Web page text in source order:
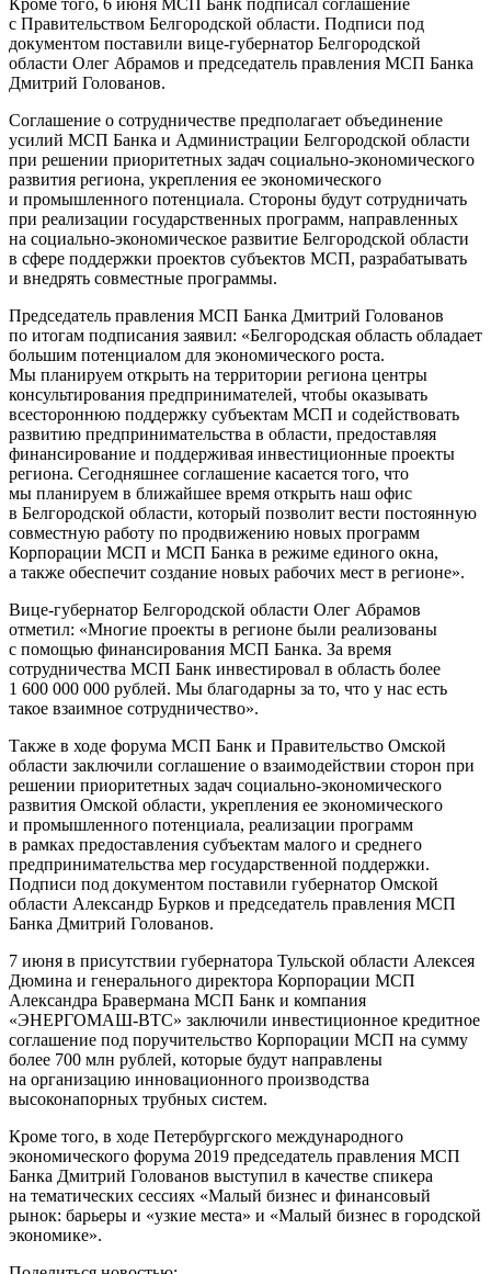
Кроме того, 6 июня МСП Банк подписал соглашение
с Правительством Белгородской области. Подписи под
документом поставили вице-губернатор Белгородской
области Олег Абрамов и председатель правления МСП Банка
Дмитрий Голованов.
Соглашение о сотрудничестве предполагает объединение
усилий МСП Банка и Администрации Белгородской области
при решении приоритетных задач социально-экономического
развития региона, укрепления ее экономического
и промышленного потенциала. Стороны будут сотрудничать
при реализации государственных программ, направленных
на социально-экономическое развитие Белгородской области
в сфере поддержки проектов субъектов МСП, разрабатывать
и внедрять совместные программы.
Председатель правления МСП Банка Дмитрий Голованов
по итогам подписания заявил: «Белгородская область обладает
большим потенциалом для экономического роста.
Мы планируем открыть на территории региона центры
консультирования предпринимателей, чтобы оказывать
всестороннюю поддержку субъектам МСП и содействовать
развитию предпринимательства в области, предоставляя
финансирование и поддерживая инвестиционные проекты
региона. Сегодняшнее соглашение касается того, что
мы планируем в ближайшее время открыть наш офис
в Белгородской области, который позволит вести постоянную
совместную работу по продвижению новых программ
Корпорации МСП и МСП Банка в режиме единого окна,
а также обеспечит создание новых рабочих мест в регионе».
Вице-губернатор Белгородской области Олег Абрамов
отметил: «Многие проекты в регионе были реализованы
с помощью финансирования МСП Банка. За время
сотрудничества МСП Банк инвестировал в область более
1 600 000 000 рублей. Мы благодарны за то, что у нас есть
такое взаимное сотрудничество».
Также в ходе форума МСП Банк и Правительство Омской
области заключили соглашение о взаимодействии сторон при
решении приоритетных задач социально-экономического
развития Омской области, укрепления ее экономического
и промышленного потенциала, реализации программ
в рамках предоставления субъектам малого и среднего
предпринимательства мер государственной поддержки.
Подписи под документом поставили губернатор Омской
области Александр Бурков и председатель правления МСП
Банка Дмитрий Голованов.
7 июня в присутствии губернатора Тульской области Алексея
Дюмина и генерального директора Корпорации МСП
Александра Бравермана МСП Банк и компания
«ЭНЕРГОМАШ-ВТС» заключили инвестиционное кредитное
соглашение под поручительство Корпорации МСП на сумму
более 700 млн рублей, которые будут направлены
на организацию инновационного производства
высоконапорных трубных систем.
Кроме того, в ходе Петербургского международного
экономического форума 2019 председатель правления МСП
Банка Дмитрий Голованов выступил в качестве спикера
на тематических сессиях «Малый бизнес и финансовый
рынок: барьеры и «узкие места» и «Малый бизнес в городской
экономике».